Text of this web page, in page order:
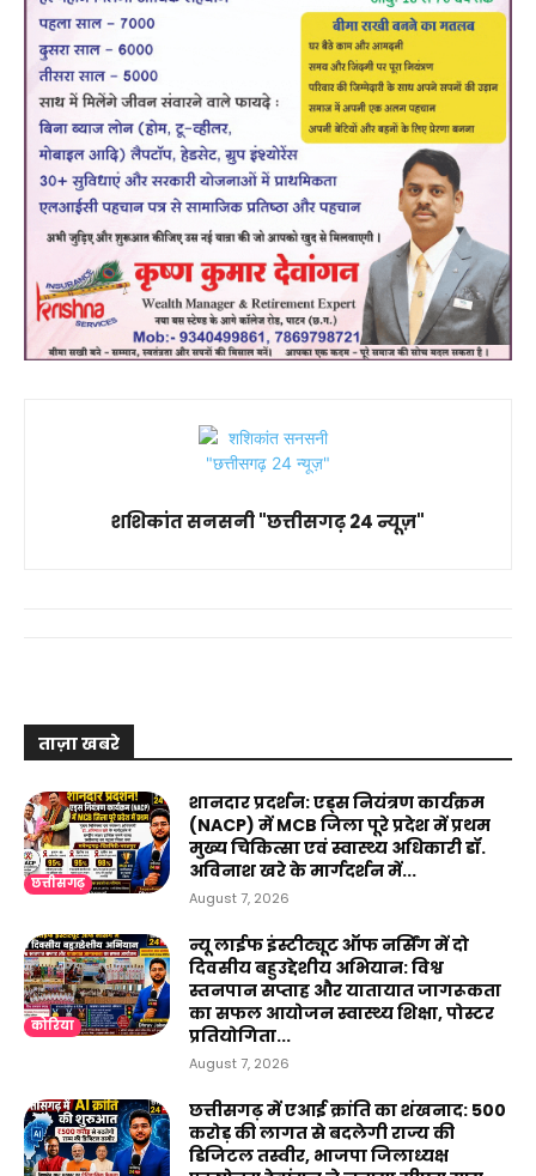
शशिकांत सनसनी "छत्तीसगढ़ 24 न्यूज़"
ताज़ा खबरे
छत्तीसगढ़
शानदार प्रदर्शन: एड्स नियंत्रण कार्यक्रम
(NACP) में MCB जिला पूरे प्रदेश में प्रथम
मुख्य चिकित्सा एवं स्वास्थ्य अधिकारी डॉ.
अविनाश खरे के मार्गदर्शन में...
August 7, 2026
कोरिया
न्यू लाईफ इंस्टीट्यूट ऑफ नर्सिंग में दो
दिवसीय बहुउद्देशीय अभियान: विश्व
स्तनपान सप्ताह और यातायात जागरूकता
का सफल आयोजन स्वास्थ्य शिक्षा, पोस्टर
प्रतियोगिता...
August 7, 2026
छत्तीसगढ़ में एआई क्रांति का शंखनाद: 500
करोड़ की लागत से बदलेगी राज्य की
डिजिटल तस्वीर, भाजपा जिलाध्यक्ष